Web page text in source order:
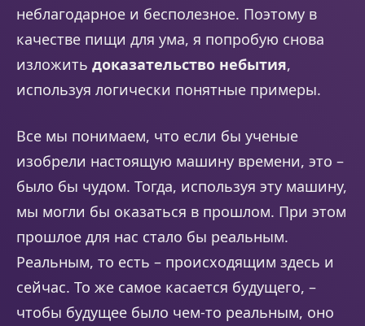
неблагодарное и бесполезное. Поэтому в
качестве пищи для ума, я попробую снова
изложить доказательство небытия,
используя логически понятные примеры.
Все мы понимаем, что если бы ученые
изобрели настоящую машину времени, это –
было бы чудом. Тогда, используя эту машину,
мы могли бы оказаться в прошлом. При этом
прошлое для нас стало бы реальным.
Реальным, то есть – происходящим здесь и
сейчас. То же самое касается будущего, –
чтобы будущее было чем-то реальным, оно